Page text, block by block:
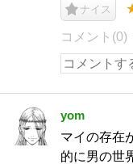
ナイス
コメント(0)
yom
マイの存在
的に男の世